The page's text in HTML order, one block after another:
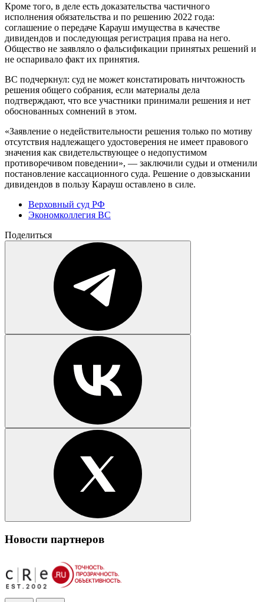
Кроме того, в деле есть доказательства частичного
исполнения обязательства и по решению 2022 года:
соглашение о передаче Карауш имущества в качестве
дивидендов и последующая регистрация права на него.
Общество не заявляло о фальсификации принятых решений и
не оспаривало факт их принятия.
ВС подчеркнул: суд не может констатировать ничтожность
решения общего собрания, если материалы дела
подтверждают, что все участники принимали решения и нет
обоснованных сомнений в этом.
«Заявление о недействительности решения только по мотиву
отсутствия надлежащего удостоверения не имеет правового
значения как свидетельствующее о недопустимом
противоречивом поведении», — заключили судьи и отменили
постановление кассационного суда. Решение о довзыскании
дивидендов в пользу Карауш оставлено в силе.
Верховный суд РФ
Экономколлегия ВС
Поделиться
Новости партнеров